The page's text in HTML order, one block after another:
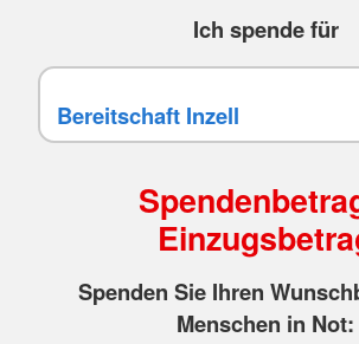
Ich spende für
Spenden Sie Ihren
Menschen in Not: